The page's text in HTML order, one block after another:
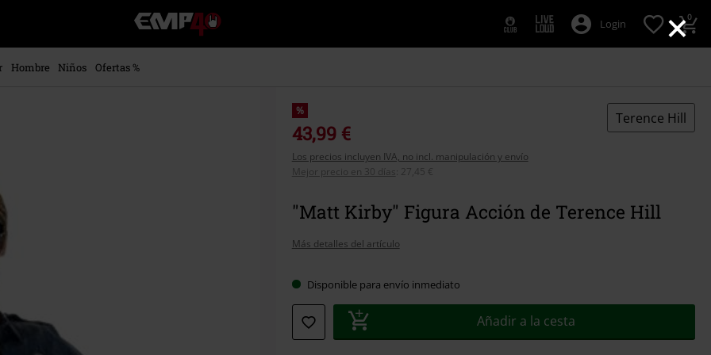
×
EMP
-
Música,
Login 0
Hombre Niños
Ofertas %
%
43,99 €
Los precios incluyen IVA, no incl. manipulación y envío
Mejor precio en 30 días
27,45 €
Terence Hill
"Matt Kirby" Figura Acción de Terence Hill
Más detalles del artículo
Disponible para envío inmediato
Añadir a la cesta